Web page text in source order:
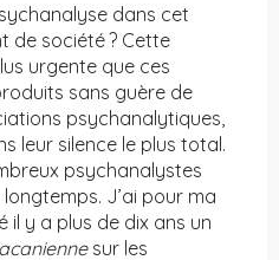
dans cet
de société ? Cette
urgente que ces
sans guère de
psychanalytiques,
leur silence le plus total.
psychanalystes
J’ai pour ma
il y a plus de dix ans un
sur les